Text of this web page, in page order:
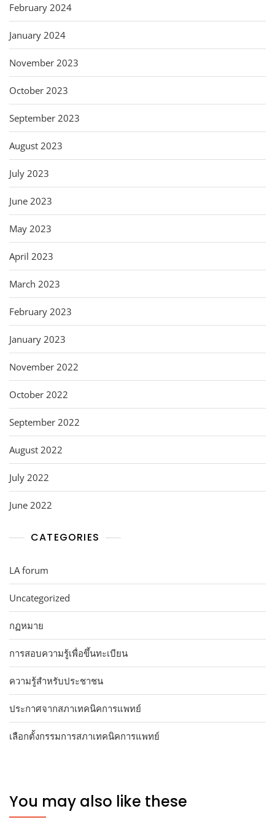
February 2024
January 2024
November 2023
October 2023
September 2023
August 2023
July 2023
June 2023
May 2023
April 2023
March 2023
February 2023
January 2023
November 2022
October 2022
September 2022
August 2022
July 2022
June 2022
CATEGORIES
LA forum
Uncategorized
กฏหมาย
การสอบความรู้เพื่อขึ้นทะเบียน
ความรู้สำหรับประชาชน
ประกาศจากสภาเทคนิคการแพทย์
เลือกตั้งกรรมการสภาเทคนิคการแพทย์
You may also like these